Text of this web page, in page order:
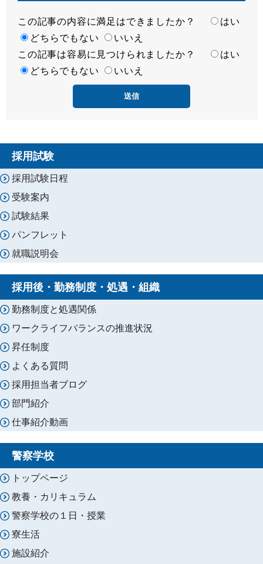
満
足
度
この記事の内容に満足はできましたか？
はい
どちらでもない
いいえ
容
易
この記事は容易に見つけられましたか？
はい
どちらでもない
いいえ
採用試験
採用試験日程
受験案内
試験結果
パンフレット
就職説明会
採用後・勤務制度・処遇・組織
勤務制度と処遇関係
ワークライフバランスの推進状況
昇任制度
よくある質問
採用担当者ブログ
部門紹介
仕事紹介動画
警察学校
トップページ
教養・カリキュラム
警察学校の１日・授業
寮生活
施設紹介